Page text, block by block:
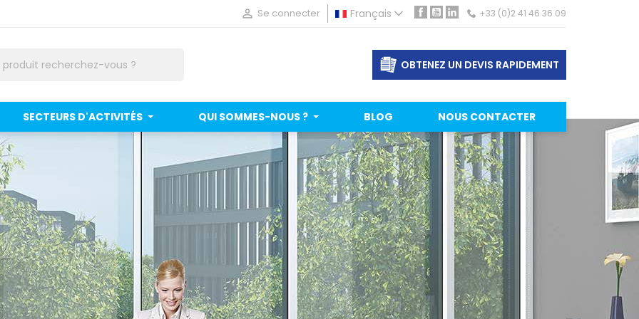
 Se connecter Français Facebook
YouTube
LinkedIn+33 (0)2 41 46 36 09
OBTENEZ UN DEVIS RAPIDEMENT
SECTEURS D'ACTIVITÉS QUI SOMMES-NOUS ? BLOG NOUS CONTACTER